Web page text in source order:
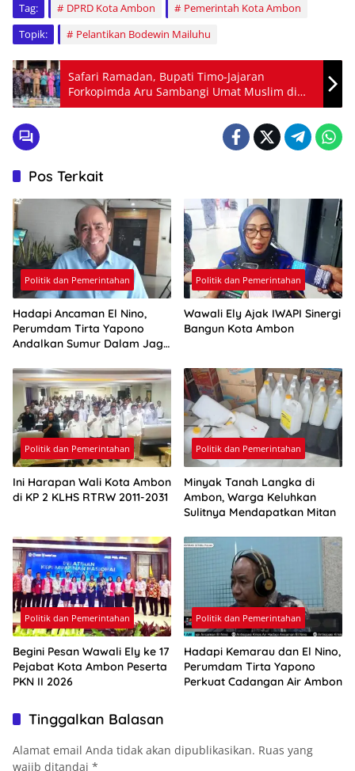
Tag: DPRD Kota Ambon
Pemerintah Kota Ambon
Topik:
Pelantikan Bodewin Mailuhu
Safari Ramadan, Bupati Timo-Jajaran
Forkopimda Aru Sambangi Umat Muslim di
Siwalima
Pos Terkait
Politik dan Pemerintahan
Hadapi Ancaman El Nino,
Perumdam Tirta Yapono
Andalkan Sumur Dalam Jaga
Politik dan Pemerintahan
Wawali Ely Ajak IWAPI Sinergi
Bangun Kota Ambon
Politik dan Pemerintahan
Ini Harapan Wali Kota Ambon
di KP 2 KLHS RTRW 2011-2031
Politik dan Pemerintahan
Minyak Tanah Langka di
Ambon, Warga Keluhkan
Sulitnya Mendapatkan Mitan
Politik dan Pemerintahan
Begini Pesan Wawali Ely ke 17
Pejabat Kota Ambon Peserta
PKN II 2026
Politik dan Pemerintahan
Hadapi Kemarau dan El Nino,
Perumdam Tirta Yapono
Perkuat Cadangan Air Ambon
Tinggalkan Balasan
Alamat email Anda tidak akan dipublikasikan. Ruas yang
wajib ditandai *